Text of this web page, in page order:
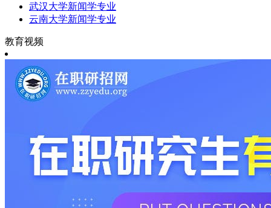
武汉大学新闻学专业
云南大学新闻学专业
教育视频